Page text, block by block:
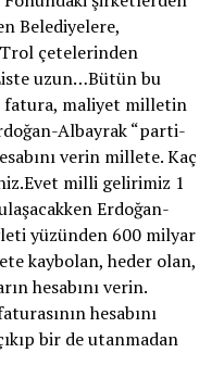
Belediyelere,
Trol çetelerinden
uzun…Bütün bu
fatura, maliyet milletin
Albayrak “parti-
verin millete. Kaç
milli gelirimiz 1
Erdoğan-
yüzünden 600 milyar
kaybolan, heder olan,
hesabını verin.
hesabını
bir de utanmadan